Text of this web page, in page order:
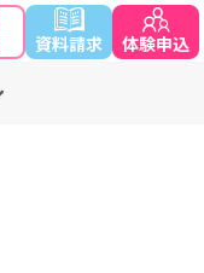
資料請求 体験申込